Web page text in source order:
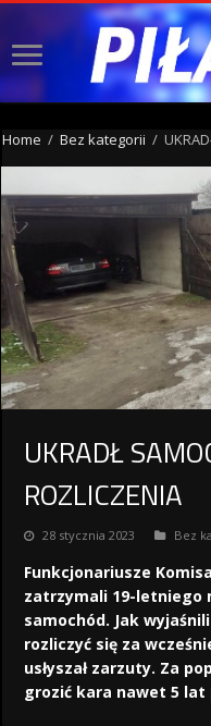
Home / Bez kategorii /
UKRADŁ
ROZLICZENIA
28 stycznia 2023 Bez
Funkcjonariusze
zatrzymali 19-letniego
samochód. Jak
rozliczyć się za
usłyszał zarzuty. Za
grozić kara nawet 5 lat